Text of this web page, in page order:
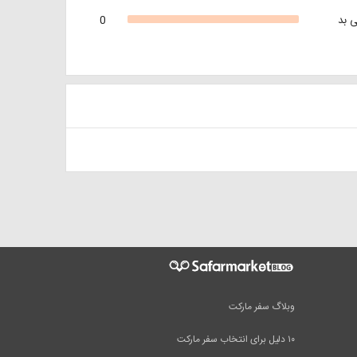
0
بد
وبلاگ سفر مارکت
۱۰ دلیل برای انتخاب سفر مارکت